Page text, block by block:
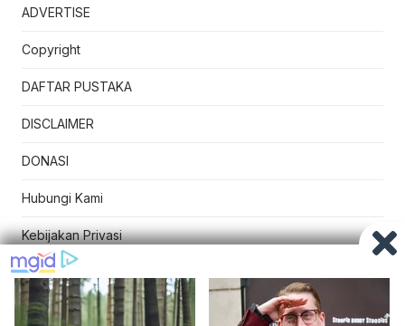
ADVERTISE
Copyright
DAFTAR PUSTAKA
DISCLAIMER
DONASI
Hubungi Kami
Kebijakan Privasi